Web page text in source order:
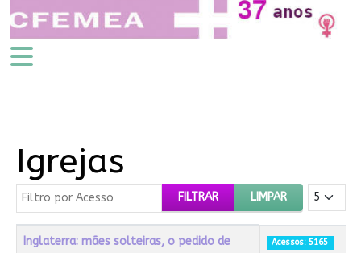
Igrejas
Filtro por Acesso FILTRAR LIMPAR Mostrar #
Título Acessos
Inglaterra: mães solteiras, o pedido de
Acessos: 5165